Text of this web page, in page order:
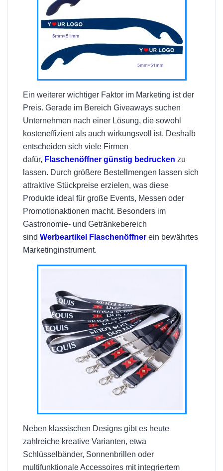
Ein weiterer wichtiger Faktor im Marketing ist der
Preis. Gerade im Bereich Giveaways suchen
Unternehmen nach einer Lösung, die sowohl
kosteneffizient als auch wirkungsvoll ist. Deshalb
entscheiden sich viele Firmen
dafür, Flaschenöffner günstig bedrucken zu
lassen. Durch größere Bestellmengen lassen sich
attraktive Stückpreise erzielen, was diese
Produkte ideal für große Events, Messen oder
Promotionaktionen macht. Besonders im
Gastronomie- und Getränkebereich
sind Werbeartikel Flaschenöffner ein bewährtes
Marketinginstrument.
Neben klassischen Designs gibt es heute
zahlreiche kreative Varianten, etwa
Schlüsselbänder, Sonnenbrillen oder
multifunktionale Accessoires mit integriertem